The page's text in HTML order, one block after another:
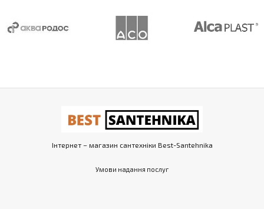
Інтернет – магазин сантехніки Best-Santehnika
Умови надання послуг